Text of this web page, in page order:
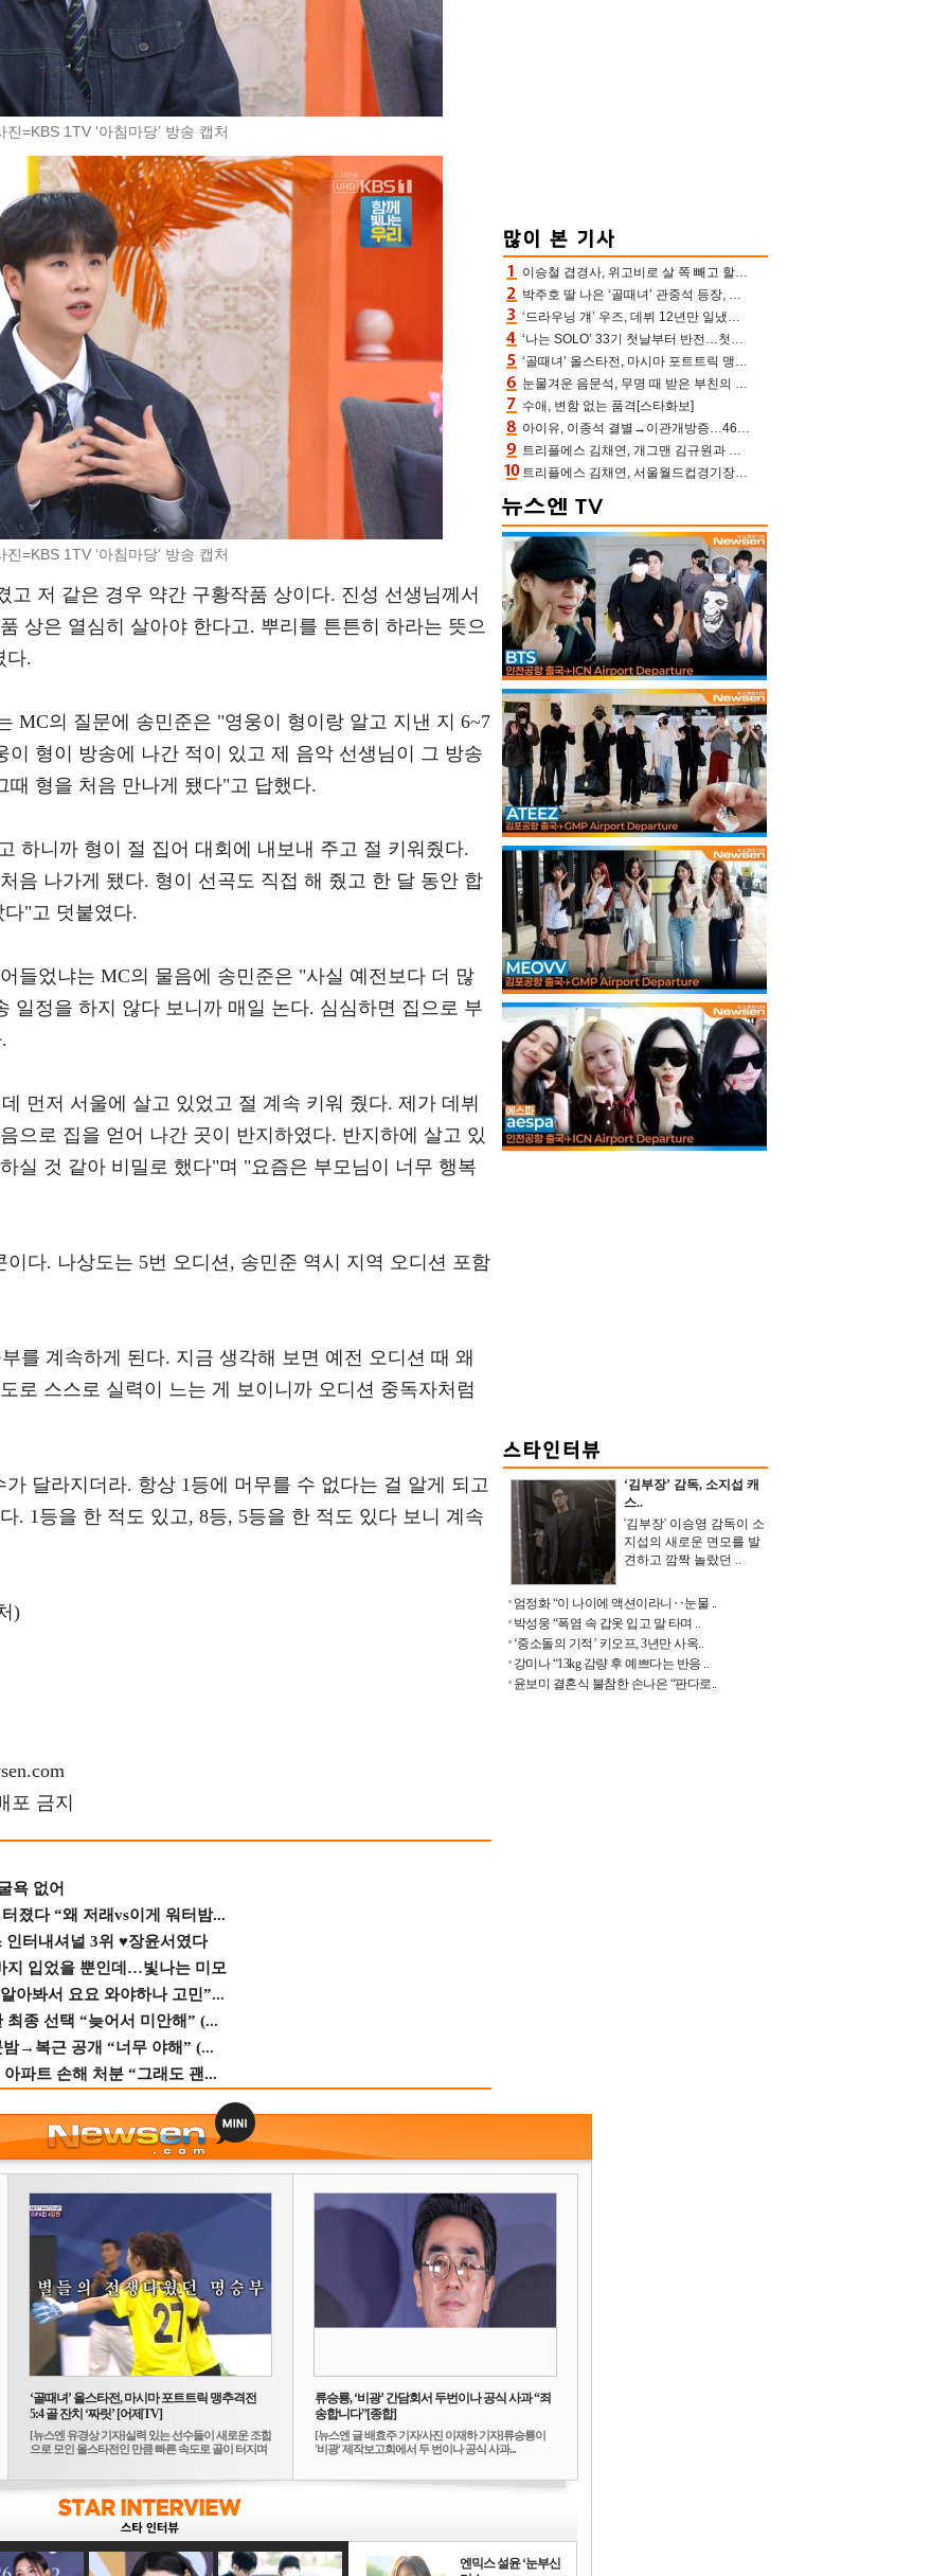
=KBS 1TV ‘아침마당’ 방송 캡처
=KBS 1TV ‘아침마당’ 방송 캡처
저 같은 경우 약간 구황작품 상이다. 진성 선생님께서
상은 열심히 살아야 한다고. 뿌리를 튼튼히 하라는 뜻으
다.
MC의 질문에 송민준은 "영웅이 형이랑 알고 지낸 지 6~7
형이 방송에 나간 적이 있고 제 음악 선생님이 그 방송
형을 처음 만나게 됐다"고 답했다.
하니까 형이 절 집어 대회에 내보내 주고 절 키워줬다.
음 나가게 됐다. 형이 선곡도 직접 해 줬고 한 달 동안 합
"고 덧붙였다.
들었냐는 MC의 물음에 송민준은 "사실 예전보다 더 많
일정을 하지 않다 보니까 매일 논다. 심심하면 집으로 부
먼저 서울에 살고 있었고 절 계속 키워 줬다. 제가 데뷔
으로 집을 얻어 나간 곳이 반지하였다. 반지하에 살고 있
실 것 같아 비밀로 했다"며 "요즘은 부모님이 너무 행복
다. 나상도는 5번 오디션, 송민준 역시 지역 오디션 포함
를 계속하게 된다. 지금 생각해 보면 예전 오디션 때 왜
로 스스로 실력이 느는 게 보이니까 오디션 중독자처럼
달라지더라. 항상 1등에 머무를 수 없다는 걸 알게 되고
. 1등을 한 적도 있고, 8등, 5등을 한 적도 있다 보니 계속
)
포 금지
욕 없어
졌다 “왜 저래vs이게 워터밤...
인터내셔널 3위 ♥장윤서였다
지 입었을 뿐인데…빛나는 미모
아봐서 요요 와야하나 고민”...
종 선택 “늦어서 미안해” (...
→복근 공개 “너무 야해” (...
파트 손해 처분 “그래도 괜...
이승철 겹경사, 위고비로 살 쪽 빼고 할아버지 된다‥마음으로 낳은 딸 임신 자랑(유퀴즈)
박주호 딸 나은 ‘골때녀’ 관중석 등장, 김민재 복제인간 보고 혼란 [결정적장면]
‘드라우닝 걔’ 우즈, 데뷔 12년만 일냈다…체조경기장 입성 확정
‘나는 SOLO’ 33기 첫날부터 반전…첫인상 0표 영호, 호감남 급부상
‘골때녀’ 올스타전, 마시마 포트트릭 맹추격전 5:4 골 잔치 ‘짜릿’ [어제TV]
눈물겨운 음문석, 무명 때 받은 부친의 전재산→폐암 父 세상 떠나기 전 여행(유퀴즈)[어제TV]
수애, 변함 없는 품격[스타화보]
아이유, 이종석 결별→이관개방증…46장 꽉 채운 유애나 ♥ “열심히 사는 중”
트리플에스 김채연, 개그맨 김규원과 함께 프리뷰쇼 진행 [포토엔HD]
트리플에스 김채연, 서울월드컵경기장에 뜬 맨시티 여신 [포토엔HD]
‘김부장’ 감독, 소지섭 캐
스..
'김부장' 이승영 감독이 소
지섭의 새로운 면모를 발
견하고 깜짝 놀랐던 ..
엄정화 “이 나이에 액션이라니‥눈물 ..
박성웅 “폭염 속 갑옷 입고 말 타며 ..
‘중소돌의 기적’ 키오프, 3년만 사옥..
강미나 “13kg 감량 후 예쁘다는 반응 ..
윤보미 결혼식 불참한 손나은 “판다로..
‘골때녀’ 올스타전, 마시마 포트트릭 맹추격전
5:4 골 잔치 ‘짜릿’ [어제TV]
[뉴스엔 유경상 기자]실력 있는 선수들이 새로운 조합
으로 모인 올스타전인 만큼 빠른 속도로 골이 터지며
류승룡, ‘비광’ 간담회서 두번이나 공식 사과 “죄
송합니다”[종합]
[뉴스엔 글 배효주 기자/사진 이재하 기자]류승룡이
'비광' 제작보고회에서 두 번이나 공식 사과...
엔믹스 설윤 ‘눈부신